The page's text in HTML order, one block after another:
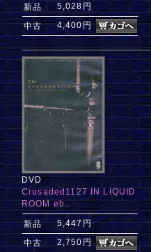
新品 5,028円
中古 4,400円
DVD
Crusaded1127 IN LIQUID
ROOM eb..
新品 5,447円
中古 2,750円